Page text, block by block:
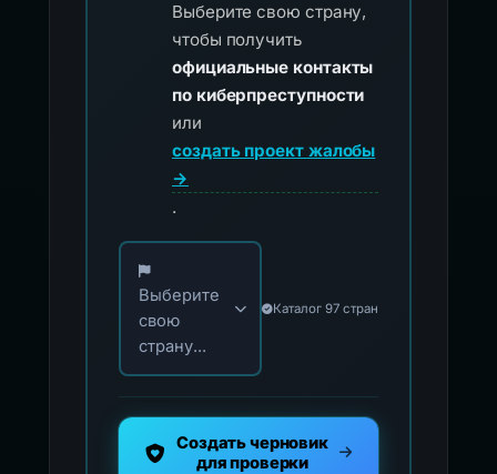
Выберите свою страну,
чтобы получить
официальные контакты
по киберпреступности
или
создать проект жалобы
→
.
Выберите свою страну для официальных
Выберите
свою
страну...
Каталог 97 стран
Создать черновик
для проверки